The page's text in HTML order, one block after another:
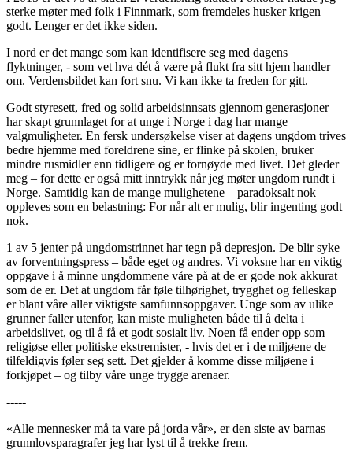
sterke møter med folk i Finnmark, som fremdeles husker krigen
godt. Lenger er det ikke siden.
I nord er det mange som kan identifisere seg med dagens
flyktninger, - som vet hva dét å være på flukt fra sitt hjem handler
om. Verdensbildet kan fort snu. Vi kan ikke ta freden for gitt.
Godt styresett, fred og solid arbeidsinnsats gjennom generasjoner
har skapt grunnlaget for at unge i Norge i dag har mange
valgmuligheter. En fersk undersøkelse viser at dagens ungdom trives
bedre hjemme med foreldrene sine, er flinke på skolen, bruker
mindre rusmidler enn tidligere og er fornøyde med livet. Det gleder
meg – for dette er også mitt inntrykk når jeg møter ungdom rundt i
Norge. Samtidig kan de mange mulighetene – paradoksalt nok –
oppleves som en belastning: For når alt er mulig, blir ingenting godt
nok.
1 av 5 jenter på ungdomstrinnet har tegn på depresjon. De blir syke
av forventningspress – både eget og andres. Vi voksne har en viktig
oppgave i å minne ungdommene våre på at de er gode nok akkurat
som de er. Det at ungdom får føle tilhørighet, trygghet og felleskap
er blant våre aller viktigste samfunnsoppgaver. Unge som av ulike
grunner faller utenfor, kan miste muligheten både til å delta i
arbeidslivet, og til å få et godt sosialt liv. Noen få ender opp som
religiøse eller politiske ekstremister, - hvis det er i de miljøene de
tilfeldigvis føler seg sett. Det gjelder å komme disse miljøene i
forkjøpet – og tilby våre unge trygge arenaer.
-----
«Alle mennesker må ta vare på jorda vår», er den siste av barnas
grunnlovsparagrafer jeg har lyst til å trekke frem.